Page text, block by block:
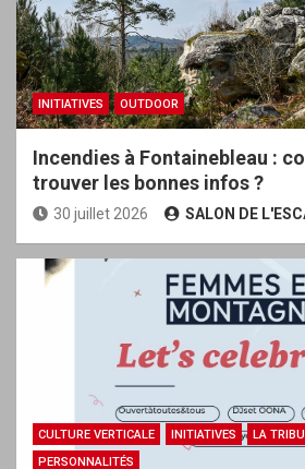
INITIATIVES OUTDOOR
Incendies à Fontainebleau :
trouver les bonnes infos ?
30 juillet 2026 SALON DE
CULTURE VERTICALE INITIATIVES
LA
PERSONNALITÉS